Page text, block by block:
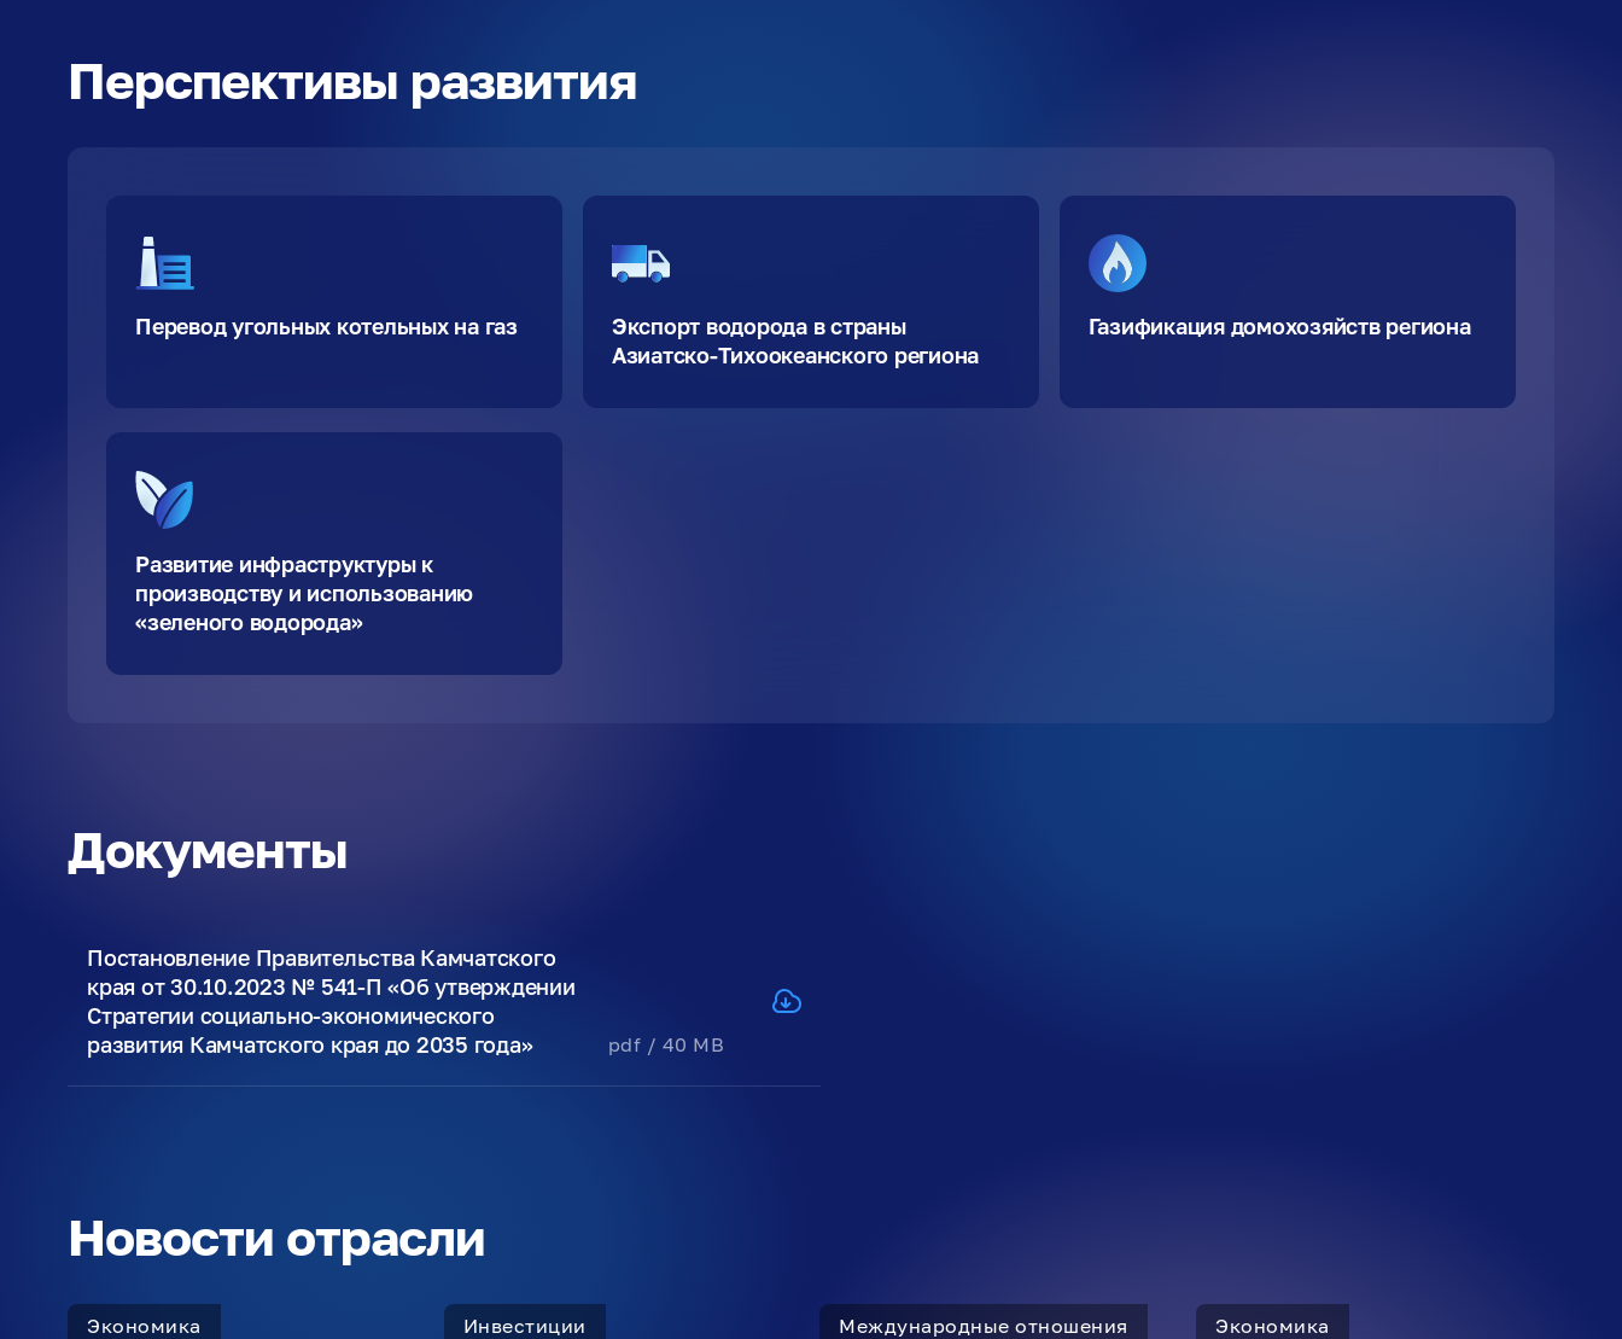
Перспективы развития
Перевод угольных котельных на газ
Экспорт водорода в страны
Азиатско-Тихоокеанского региона
Газификация домохозяйств региона
Развитие инфраструктуры к
производству и использованию
«зеленого водорода»
Документы
Постановление Правительства Камчатского
края от 30.10.2023 № 541-П «Об утверждении
Стратегии социально-экономического
развития Камчатского края до 2035 года»
pdf / 40 MB
Новости отрасли
Экономика Инвестиции Международные отношения Экономика